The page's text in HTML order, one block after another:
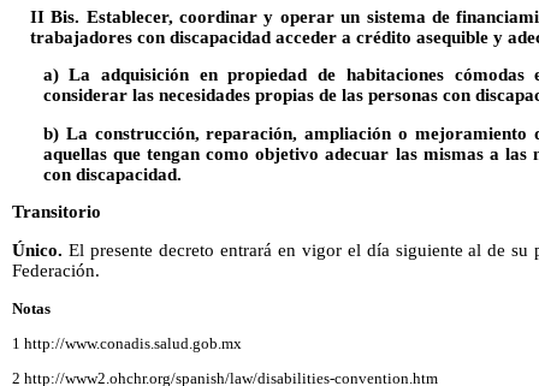
II Bis. Establecer, coordinar y operar un sistema de
trabajadores con discapacidad acceder a crédito asequible y
a) La adquisición en propiedad de habitaciones cómodas
considerar las necesidades propias de las personas con
b) La construcción, reparación, ampliación o mejoramiento
aquellas que tengan como objetivo adecuar las mismas a las
con discapacidad.
Transitorio
Único. El presente decreto entrará en vigor el día siguiente al de
Federación.
Notas
1 http://www.conadis.salud.gob.mx
2 http://www2.ohchr.org/spanish/law/disabilities-convention.htm